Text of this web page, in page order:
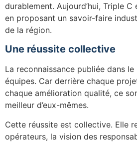
durablement. Aujourd’hui, Triple
en proposant un savoir-faire
de la région.
Une réussite collective
La reconnaissance publiée dans
équipes. Car derrière chaque
chaque amélioration qualité, ce
meilleur d’eux-mêmes.
Cette réussite est collective. Elle
opérateurs, la vision des